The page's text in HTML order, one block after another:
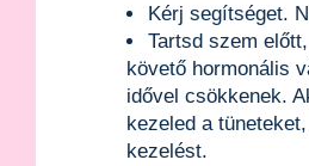
Kérj segítséget.
Tartsd szem
követő hormonális
idővel csökkenek.
kezeled a
kezelést.